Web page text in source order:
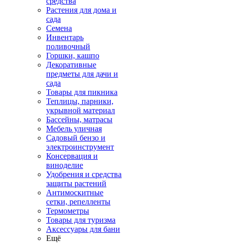
Растения для дома и
сада
Семена
Инвентарь
поливочный
Горшки, кашпо
Декоративные
предметы для дачи и
сада
Товары для пикника
Теплицы, парники,
укрывной материал
Бассейны, матрасы
Мебель уличная
Садовый бензо и
электроинструмент
Консервация и
виноделие
Удобрения и средства
защиты растений
Антимоскитные
сетки, репелленты
Термометры
Товары для туризма
Аксессуары для бани
Ещё